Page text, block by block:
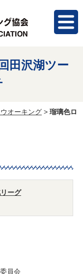
田沢湖ツー
オーキング > 瑠璃色ロ
ーグ
員会